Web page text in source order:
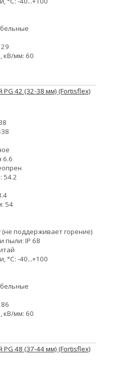
кВ/мм: 60
42 (32-38 мм) (Fortisflex)
6.6
54.2
54
поддерживает горение)
пыли: IP 68
°С: -40...+100
кВ/мм: 60
48 (37-44 мм) (Fortisflex)